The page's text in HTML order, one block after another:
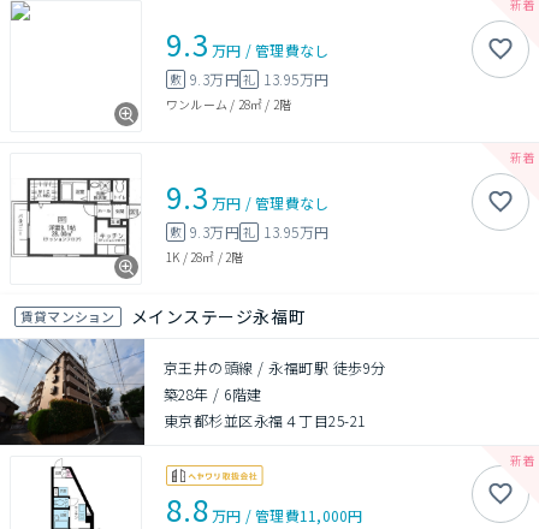
9.3 万円 /管理費なし
敷 9.3万円礼 13.95万円
ワンルーム / 28㎡ / 2階
9.3 万円 /管理費なし
敷 9.3万円礼 13.95万円
1K / 28㎡ / 2階
賃貸マンション メインステージ永福町
京王井の頭線 / 永福町駅 徒歩9分
築28年 / 6階建
東京都杉並区永福４丁目25-21
8.8万円 /管理費11,000円